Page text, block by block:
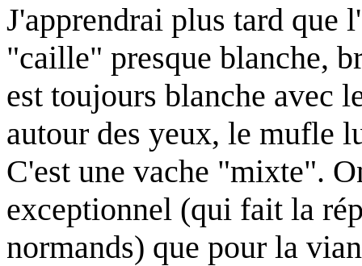
J'apprendrai plus tard que
"caille" presque blanche,
est toujours blanche avec
autour des yeux, le mufle
C'est une vache "mixte".
exceptionnel (qui fait la
normands) que pour la